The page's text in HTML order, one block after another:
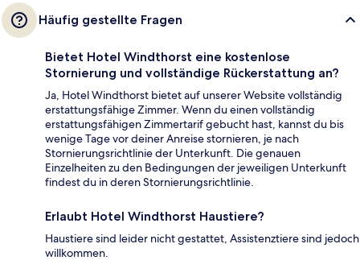
Häufig gestellte Fragen
Bietet Hotel Windthorst eine kostenlose
Stornierung und vollständige Rückerstattung an?
Ja, Hotel Windthorst bietet auf unserer Website vollständig
erstattungsfähige Zimmer. Wenn du einen vollständig
erstattungsfähigen Zimmertarif gebucht hast, kannst du bis
wenige Tage vor deiner Anreise stornieren, je nach
Stornierungsrichtlinie der Unterkunft. Die genauen
Einzelheiten zu den Bedingungen der jeweiligen Unterkunft
findest du in deren Stornierungsrichtlinie.
Erlaubt Hotel Windthorst Haustiere?
Haustiere sind leider nicht gestattet, Assistenztiere sind jedoch
willkommen.